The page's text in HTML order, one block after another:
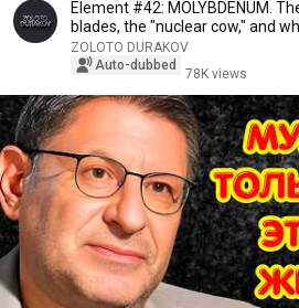
Element #42: MOLYBDENUM.
blades, the "nuclear cow," and
ZOLOTO DURAKOV
Auto-dubbed
78K views